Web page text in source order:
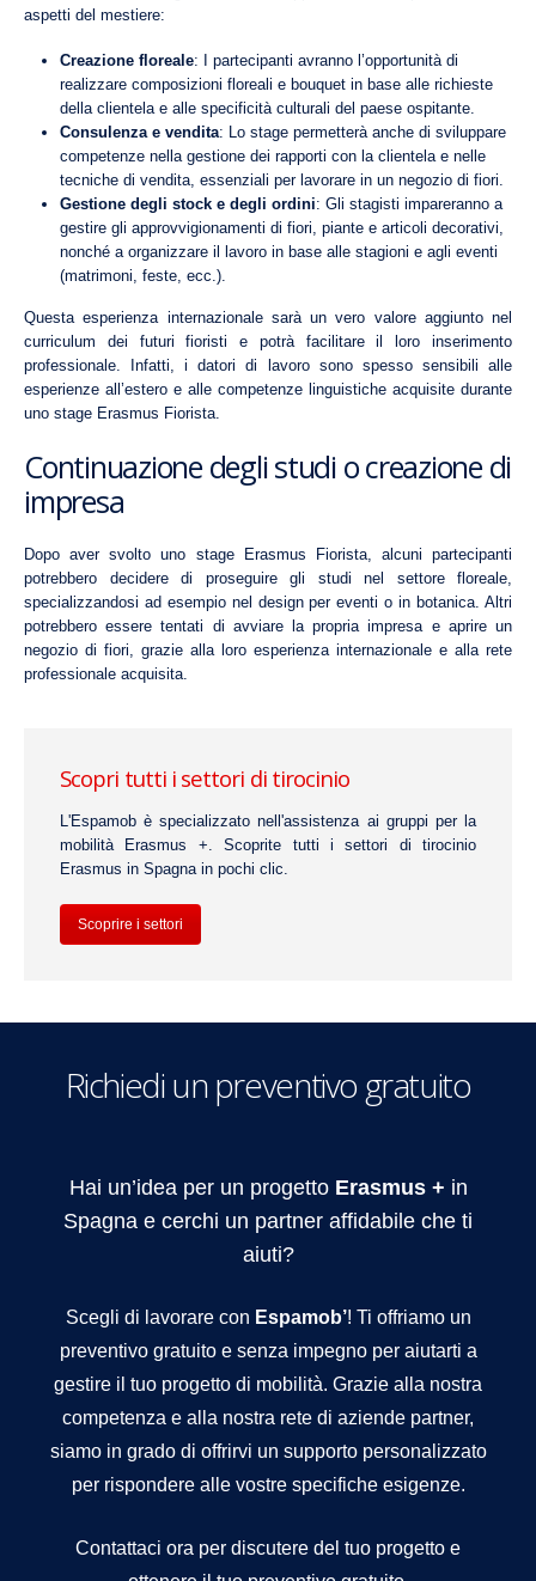
aspetti del mestiere:
Creazione floreale: I partecipanti avranno l’opportunità di
realizzare composizioni floreali e bouquet in base alle richieste
della clientela e alle specificità culturali del paese ospitante.
Consulenza e vendita: Lo stage permetterà anche di sviluppare
competenze nella gestione dei rapporti con la clientela e nelle
tecniche di vendita, essenziali per lavorare in un negozio di fiori.
Gestione degli stock e degli ordini: Gli stagisti impareranno a
gestire gli approvvigionamenti di fiori, piante e articoli decorativi,
nonché a organizzare il lavoro in base alle stagioni e agli eventi
(matrimoni, feste, ecc.).
Questa esperienza internazionale sarà un vero valore aggiunto nel
curriculum dei futuri fioristi e potrà facilitare il loro inserimento
professionale. Infatti, i datori di lavoro sono spesso sensibili alle
esperienze all’estero e alle competenze linguistiche acquisite durante
uno stage Erasmus Fiorista.
Continuazione degli studi o creazione di
impresa
Dopo aver svolto uno stage Erasmus Fiorista, alcuni partecipanti
potrebbero decidere di proseguire gli studi nel settore floreale,
specializzandosi ad esempio nel design per eventi o in botanica. Altri
potrebbero essere tentati di avviare la propria impresa e aprire un
negozio di fiori, grazie alla loro esperienza internazionale e alla rete
professionale acquisita.
Scopri tutti i settori di tirocinio
L'Espamob è specializzato nell'assistenza ai gruppi per la
mobilità Erasmus +. Scoprite tutti i settori di tirocinio
Erasmus in Spagna in pochi clic.
Scoprire i settori
Richiedi un preventivo gratuito
Hai un’idea per un progetto Erasmus + in
Spagna e cerchi un partner affidabile che ti
aiuti?
Scegli di lavorare con Espamob’! Ti offriamo un
preventivo gratuito e senza impegno per aiutarti a
gestire il tuo progetto di mobilità. Grazie alla nostra
competenza e alla nostra rete di aziende partner,
siamo in grado di offrirvi un supporto personalizzato
per rispondere alle vostre specifiche esigenze.
Contattaci ora per discutere del tuo progetto e